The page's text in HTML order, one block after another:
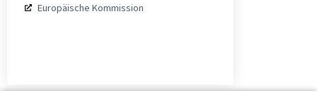
Europäische Kommission